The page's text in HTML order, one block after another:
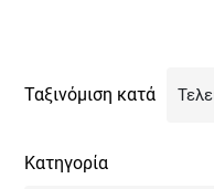
Ταξινόμιση κατά
Κατηγορία